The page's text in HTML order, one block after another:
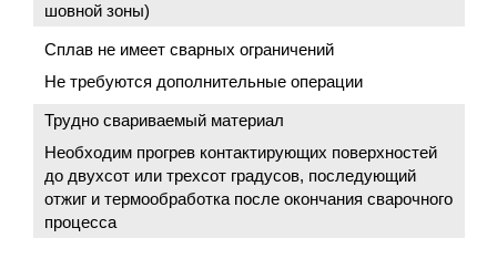
шовной зоны)
Сплав не имеет сварных ограничений
Не требуются дополнительные операции
Трудно свариваемый материал
Необходим прогрев контактирующих поверхностей
до двухсот или трехсот градусов, последующий
отжиг и термообработка после окончания сварочного
процесса